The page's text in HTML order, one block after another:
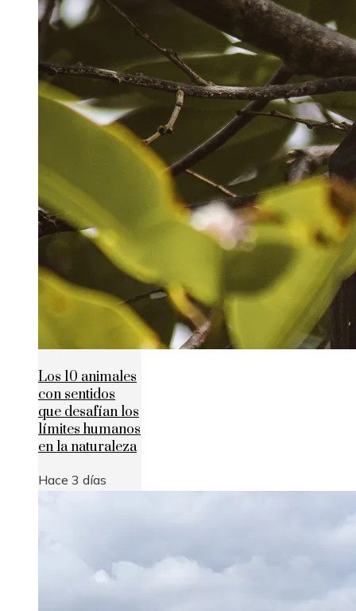
Los 10 animales
con sentidos
que desafían los
límites humanos
en la naturaleza
Hace 3 días